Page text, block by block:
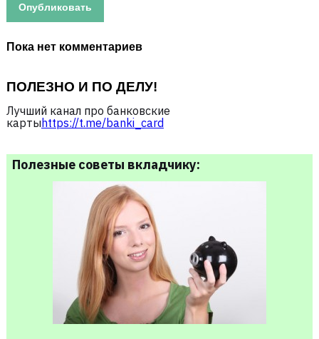
Пока нет комментариев
ПОЛЕЗНО И ПО ДЕЛУ!
Лучший канал про банковские
карты https://t.me/banki_card
Полезные советы вкладчику: